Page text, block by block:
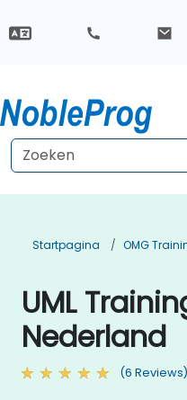
Startpagina OMG
UML
Nederland
(6 Reviews)